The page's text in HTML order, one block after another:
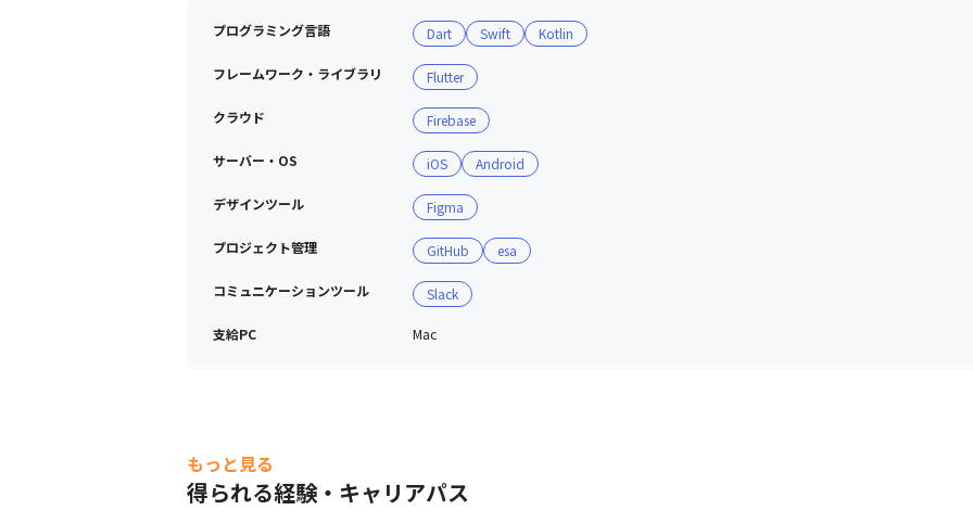
エンジニア採用のために、人事から現場のエンジニアに協力を仰いだところ、部署の異なるエンジ
し、連携をしてくれました。報連相のスキルだけでなく、相手を思いやり協力を惜しまないホスピ
います。
■ 開発環境
・Mac Book Pro15～16inchを支給しています
・キーボードは英字/JISから選択可能です
・メモリとプロセッサは選択可能な最大スペックを用意します
・グラフィックとストレージは標準スペックにて用意します
■ イベントスポンサード実績
・Object Oriented Conference 2020
※外部登壇するために自分の経験を棚卸し整理することが、自身の成長につながると考えているた
す
プログラミング言語 Dart Swift Kotlin
フレームワーク・ライブラリ Flutter
クラウド Firebase
サーバー・OS iOS Android
デザインツール Figma
プロジェクト管理 GitHub esa
コミュニケーションツール Slack
支給PC Mac
もっと見る
得られる経験・キャリアパス